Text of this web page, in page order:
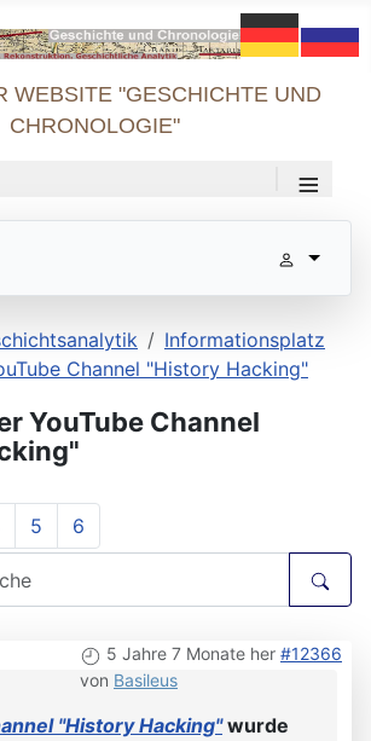
WEBSITE "GESCHICHTE UND
CHRONOLOGIE"
≡
Informationsplatz
Channel "History Hacking"
YouTube Channel
5 6
5 Jahre 7 Monate her #12366
von Basileus
"History Hacking"wurde